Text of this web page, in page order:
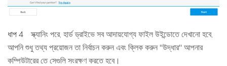
ধাপ 4
স্ক্যানিং পরে, হার্ড ড্রাইভে সব আদায়যোগ্য ফাইল উইন্ডোতে দেখানো হবে,
আপনি শুধু তথ্য প্রয়োজন তা নির্বাচন করুন এবং ক্লিক করুন "উদ্ধার" আপনার
কম্পিউটারের তে সেগুলি সংরক্ষণ করতে হবে।